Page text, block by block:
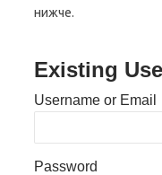
нижче.
Existing
Username or Email
Password